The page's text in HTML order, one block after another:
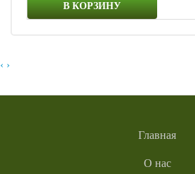
В КОРЗИНУ
‹ ›
Главная
О нас